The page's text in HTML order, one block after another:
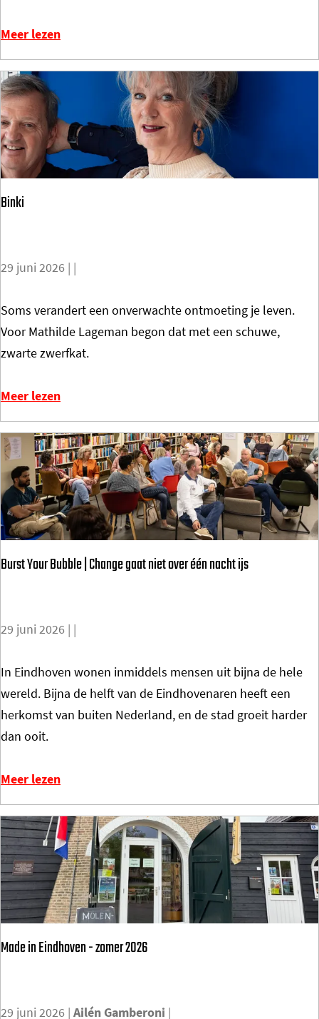
V
O
U
W
E
N
&
B
I
P
O
R
-
z
o
m
r
2
2
Meer lezen
Binki
29 juni 2026 | |
B
i
n
i
Soms verandert een onverwachte ontmoeting je leven.
Voor Mathilde Lageman begon dat met een schuwe,
zwarte zwerfkat.
Meer lezen
Burst Your Bubble | Change gaat niet over één nacht ijs
29 juni 2026 | |
B
u
r
s
Y
u
r
B
u
b
b
l
C
In Eindhoven wonen inmiddels mensen uit bijna de hele
wereld. Bijna de helft van de Eindhovenaren heeft een
herkomst van buiten Nederland, en de stad groeit harder
dan ooit.
Meer lezen
Made in Eindhoven - zomer 2026
29 juni 2026 | Ailén Gamberoni |